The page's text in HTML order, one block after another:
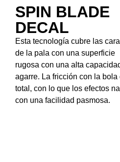
SPIN BLADE
DECAL
Esta tecnología cubre las
de la pala con una superficie
rugosa con una alta
agarre. La fricción con la bola
total, con lo que los efectos
con una facilidad pasmosa.